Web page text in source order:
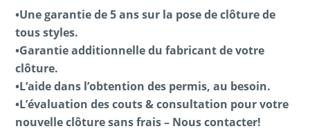
•Une garantie de 5 ans sur la pose de clôture de
tous styles.
•Garantie additionnelle du fabricant de votre
clôture.
•L’aide dans l’obtention des permis, au besoin.
•L’évaluation des couts & consultation pour votre
nouvelle clôture sans frais – Nous contacter!